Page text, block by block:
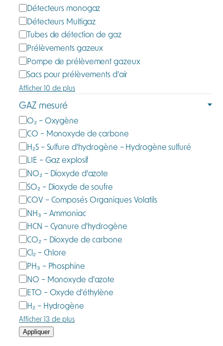
Détecteurs monogaz
Détecteurs Multigaz
Tubes de détection de gaz
Prélèvements gazeux
Pompe de prélèvement gazeux
Sacs pour prélèvements d'air
Afficher 10 de plus
GAZ mesuré
G
a
z
m
e
s
u
r
é
O₂ – Oxygène
CO – Monoxyde de carbone
H₂S – Sulfure d'hydrogène – Hydrogène sulfuré
LIE – Gaz explosif
NO₂ – Dioxyde d'azote
SO₂ – Dioxyde de soufre
COV – Composés Organiques Volatils
NH₃ – Ammoniac
HCN – Cyanure d'hydrogène
CO₂ – Dioxyde de carbone
Cl₂ – Chlore
PH₃ – Phosphine
NO – Monoxyde d'azote
ETO – Oxyde d'éthylène
H₂ – Hydrogène
Afficher 13 de plus
Appliquer